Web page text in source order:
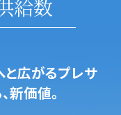
給数
と広がるプレサ
新価値。